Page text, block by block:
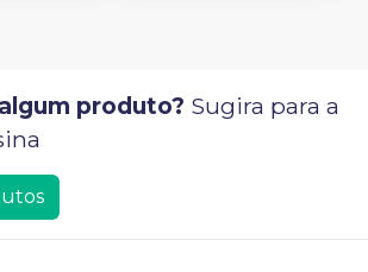
produto? Sugira para a